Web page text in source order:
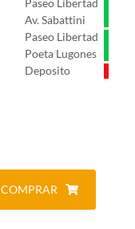
Paseo Libertad
Av. Sabattini
Paseo Libertad
Poeta Lugones
Deposito
COMPRAR